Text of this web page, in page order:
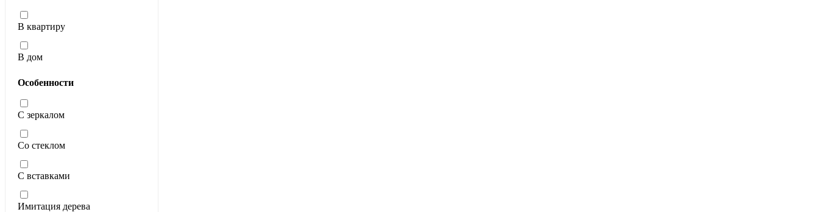
В квартиру
В дом
Особенности
С зеркалом
Со стеклом
С вставками
Имитация дерева